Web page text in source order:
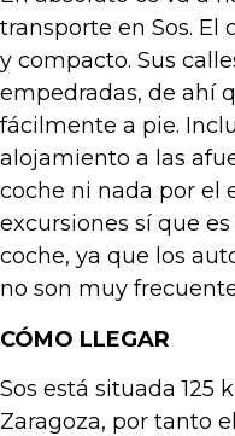
transporte en Sos. El
y compacto. Sus
empedradas, de ahí
fácilmente a pie.
alojamiento a las
coche ni nada por el
excursiones sí que
coche, ya que los
no son muy
CÓMO LLEGAR
Sos está situada 125
Zaragoza, por tanto